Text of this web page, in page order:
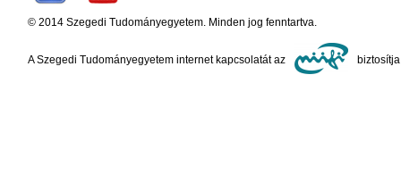
© 2014 Szegedi Tudományegyetem. Minden jog fenntartva.
A Szegedi Tudományegyetem internet kapcsolatát az biztosítja